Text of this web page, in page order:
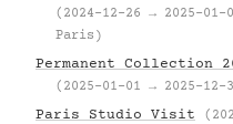
(2024-12-26 → 2025-
Paris)
Permanent Collection
(2025-01-01 → 2025-
Paris Studio Visit